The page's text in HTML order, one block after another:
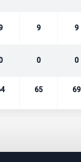
9 9
0 0
65 69